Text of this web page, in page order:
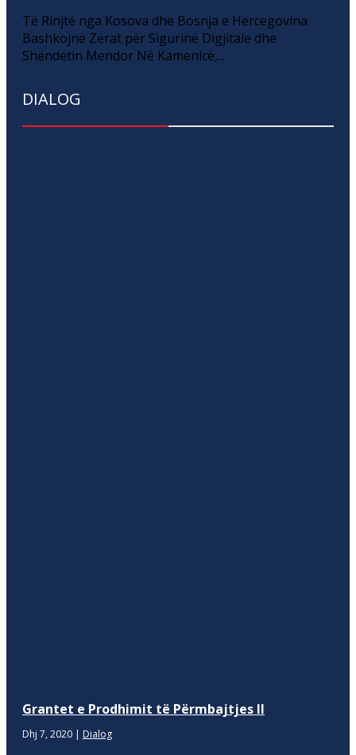
Të Rinjtë nga Kosova dhe Bosnja e Hercegovina
Bashkojnë Zërat për Sigurinë Digjitale dhe
Shëndetin Mendor Në Kamenicë,...
DIALOG
Grantet e Prodhimit të Përmbajtjes II
Dhj 7, 2020 | Dialog